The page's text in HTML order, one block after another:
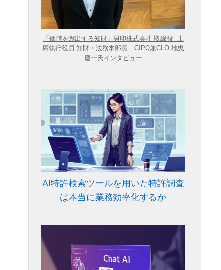
「価値を創出する知財」貝印株式会社 取締役 上
席執行役員 知財・法務本部長 CIPO兼CLO 地曵
慶一氏インタビュー
AI特許検索ツールを用いた特許調査
は本当に業務効率化するか